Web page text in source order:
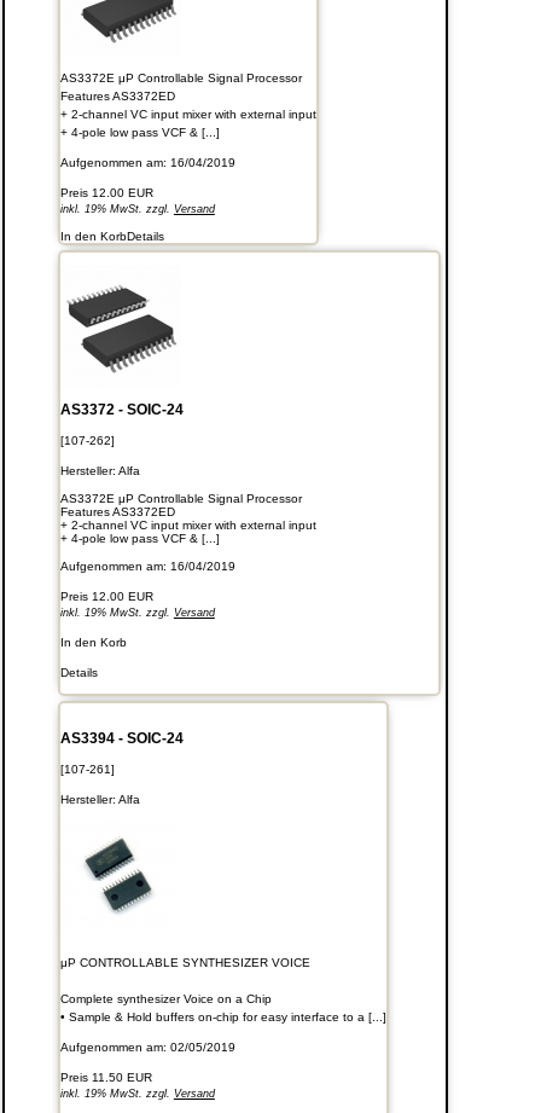
AS3372E μP Controllable Signal Processor
Features AS3372ED
+ 2-channel VC input mixer with external input
+ 4-pole low pass VCF & [...]
Aufgenommen am: 16/04/2019
Preis 12.00 EUR
inkl. 19% MwSt. zzgl. Versand
In den KorbDetails
AS3372 - SOIC-24
[107-262]
Hersteller: Alfa
AS3372E μP Controllable Signal Processor
Features AS3372ED
+ 2-channel VC input mixer with external input
+ 4-pole low pass VCF & [...]
Aufgenommen am: 16/04/2019
Preis 12.00 EUR
inkl. 19% MwSt. zzgl. Versand
In den Korb
Details
AS3394 - SOIC-24
[107-261]
Hersteller: Alfa
μP CONTROLLABLE SYNTHESIZER VOICE
Complete synthesizer Voice on a Chip
• Sample & Hold buffers on-chip for easy interface to a [...]
Aufgenommen am: 02/05/2019
Preis 11.50 EUR
inkl. 19% MwSt. zzgl. Versand